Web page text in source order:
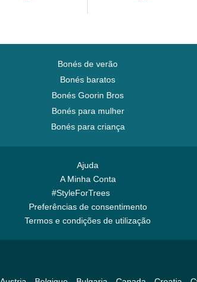
Bonés de verão
Bonés baratos
Bonés Goorin Bros
Bonés para mulher
Bonés para criança
Ajuda
A Minha Conta
#StyleForTrees
Preferências de consentimento
Termos e condições de utilização